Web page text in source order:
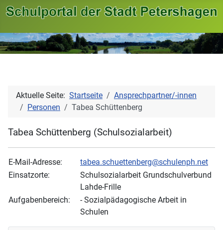
Aktuelle Seite: Startseite
Ansprechpartner/-innen
Personen
Tabea Schüttenberg
Tabea Schüttenberg (Schulsozialarbeit)
E-Mail-Adresse:
tabea.schuettenberg@schulenph.net
Einsatzorte:
Schulsozialarbeit Grundschulverbund
Lahde-Frille
Aufgabenbereich:
- Sozialpädagogische Arbeit in
Schulen